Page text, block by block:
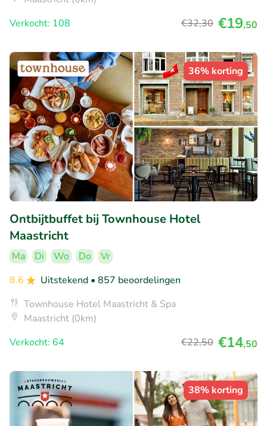
Verkocht: 108
€32,30 €19,50
36% korting
Ontbijtbuffet bij Townhouse Hotel
Maastricht
Ma Di Wo Do
Vr
8.6
Uitstekend • 857 beoordelingen
Townhouse Hotel Maastricht & Spa
Maastricht (0km)
Verkocht: 64
€22,50 €14,50
38% korting